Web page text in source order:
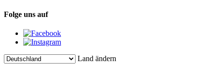
Folge uns auf
Land ändern